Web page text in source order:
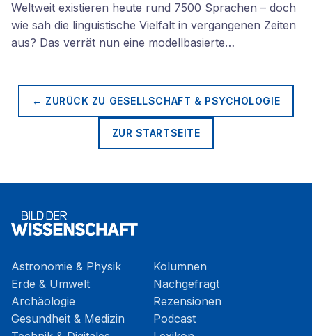
Weltweit existieren heute rund 7500 Sprachen – doch
wie sah die linguistische Vielfalt in vergangenen Zeiten
aus? Das verrät nun eine modellbasierte…
← ZURÜCK ZU GESELLSCHAFT & PSYCHOLOGIE
ZUR STARTSEITE
Astronomie & Physik
Erde & Umwelt
Archäologie
Gesundheit & Medizin
Kolumnen
Nachgefragt
Rezensionen
Podcast